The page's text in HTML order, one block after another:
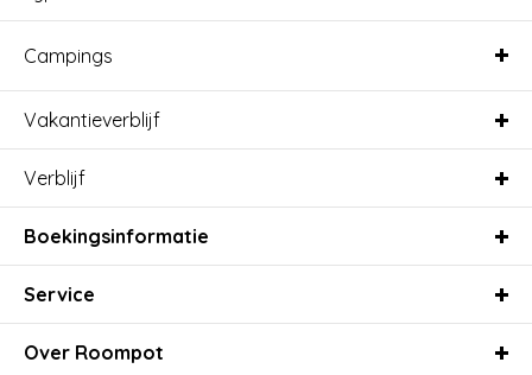
Campings
Vakantieverblijf
Verblijf
Boekingsinformatie
Service
Over Roompot